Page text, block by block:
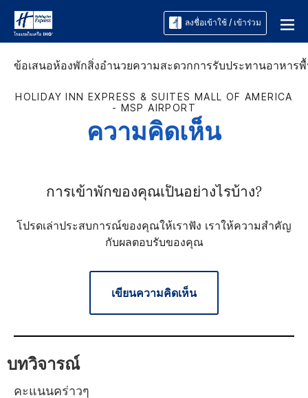
ลงชื่อเข้าใช้ / เข้าร่วม
ข้อเสนอห้องพักสิ่งอำนวยความสะดวกการรับประทานอาหาร
HOLIDAY INN EXPRESS & SUITES MALL OF AMERICA
- MSP AIRPORT
ความคิดเห็น
การเข้าพักของคุณเป็นอย่างไรบ้าง?
โปรดเล่าประสบการณ์ของคุณให้เราฟัง เราให้ความสำคัญ
กับผลตอบรับของคุณ
เขียนความคิดเห็น